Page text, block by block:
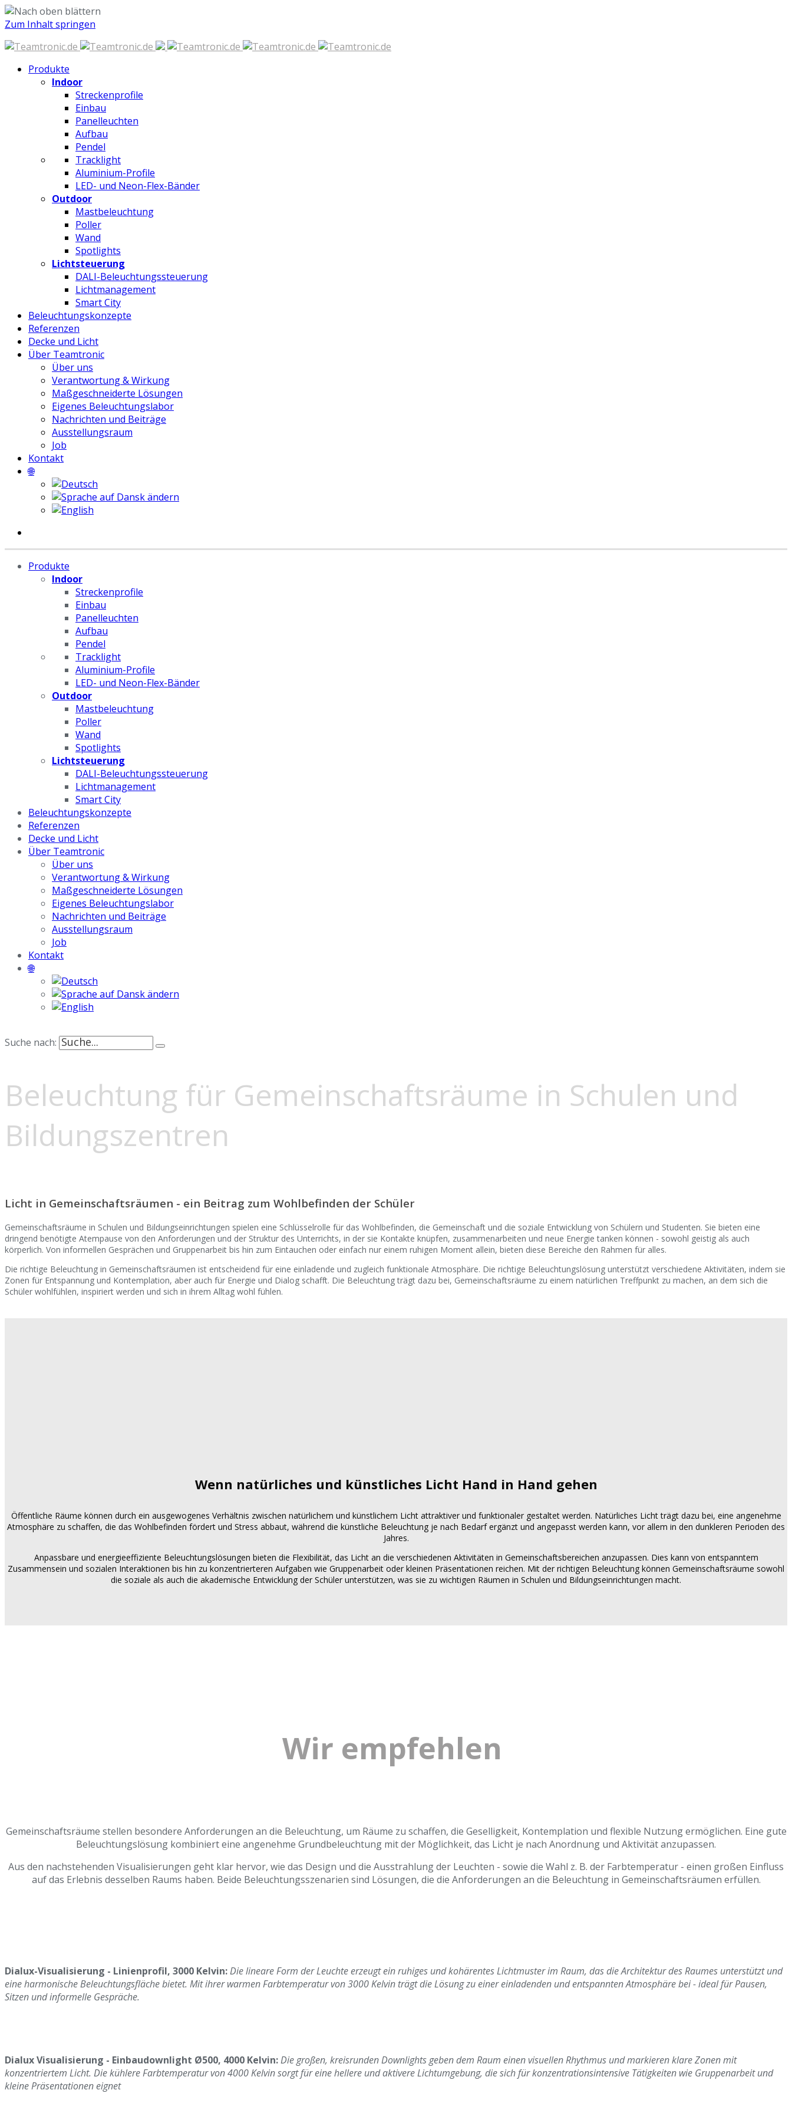
Zum Inhalt springen
Produkte
Indoor
Streckenprofile
Einbau
Panelleuchten
Aufbau
Pendel
Tracklight
Aluminium-Profile
LED- und Neon-Flex-Bänder
Outdoor
Mastbeleuchtung
Poller
Wand
Spotlights
Lichtsteuerung
DALI-Beleuchtungssteuerung
Lichtmanagement
Smart City
Beleuchtungskonzepte
Referenzen
Decke und Licht
Über Teamtronic
Über uns
Verantwortung & Wirkung
Maßgeschneiderte Lösungen
Eigenes Beleuchtungslabor
Nachrichten und Beiträge
Ausstellungsraum
Job
Kontakt
🌐
Produkte
Indoor
Streckenprofile
Einbau
Panelleuchten
Aufbau
Pendel
Tracklight
Aluminium-Profile
LED- und Neon-Flex-Bänder
Outdoor
Mastbeleuchtung
Poller
Wand
Spotlights
Lichtsteuerung
DALI-Beleuchtungssteuerung
Lichtmanagement
Smart City
Beleuchtungskonzepte
Referenzen
Decke und Licht
Über Teamtronic
Über uns
Verantwortung & Wirkung
Maßgeschneiderte Lösungen
Eigenes Beleuchtungslabor
Nachrichten und Beiträge
Ausstellungsraum
Job
Kontakt
🌐
Suche nach:
Beleuchtung für Gemeinschaftsräume in Schulen und
Bildungszentren
Licht in Gemeinschaftsräumen - ein Beitrag zum Wohlbefinden der Schüler
Gemeinschaftsräume in Schulen und Bildungseinrichtungen spielen eine Schlüsselrolle für das Wohlbefinden, die Gemeinschaft und die soziale Entwicklung von Schülern und Studenten. Sie bieten eine
dringend benötigte Atempause von den Anforderungen und der Struktur des Unterrichts, in der sie Kontakte knüpfen, zusammenarbeiten und neue Energie tanken können - sowohl geistig als auch
körperlich. Von informellen Gesprächen und Gruppenarbeit bis hin zum Eintauchen oder einfach nur einem ruhigen Moment allein, bieten diese Bereiche den Rahmen für alles.
Die richtige Beleuchtung in Gemeinschaftsräumen ist entscheidend für eine einladende und zugleich funktionale Atmosphäre. Die richtige Beleuchtungslösung unterstützt verschiedene Aktivitäten, indem sie
Zonen für Entspannung und Kontemplation, aber auch für Energie und Dialog schafft. Die Beleuchtung trägt dazu bei, Gemeinschaftsräume zu einem natürlichen Treffpunkt zu machen, an dem sich die
Schüler wohlfühlen, inspiriert werden und sich in ihrem Alltag wohl fühlen.
Wenn natürliches und künstliches Licht Hand in Hand gehen
Öffentliche Räume können durch ein ausgewogenes Verhältnis zwischen natürlichem und künstlichem Licht attraktiver und funktionaler gestaltet werden. Natürliches Licht trägt dazu bei, eine angenehme
Atmosphäre zu schaffen, die das Wohlbefinden fördert und Stress abbaut, während die künstliche Beleuchtung je nach Bedarf ergänzt und angepasst werden kann, vor allem in den dunkleren Perioden des
Jahres.
Anpassbare und energieeffiziente Beleuchtungslösungen bieten die Flexibilität, das Licht an die verschiedenen Aktivitäten in Gemeinschaftsbereichen anzupassen. Dies kann von entspanntem
Zusammensein und sozialen Interaktionen bis hin zu konzentrierteren Aufgaben wie Gruppenarbeit oder kleinen Präsentationen reichen. Mit der richtigen Beleuchtung können Gemeinschaftsräume sowohl
die soziale als auch die akademische Entwicklung der Schüler unterstützen, was sie zu wichtigen Räumen in Schulen und Bildungseinrichtungen macht.
Wir empfehlen
Gemeinschaftsräume stellen besondere Anforderungen an die Beleuchtung, um Räume zu schaffen, die Geselligkeit, Kontemplation und flexible Nutzung ermöglichen. Eine gute
Beleuchtungslösung kombiniert eine angenehme Grundbeleuchtung mit der Möglichkeit, das Licht je nach Anordnung und Aktivität anzupassen.
Aus den nachstehenden Visualisierungen geht klar hervor, wie das Design und die Ausstrahlung der Leuchten - sowie die Wahl z. B. der Farbtemperatur - einen großen Einfluss
auf das Erlebnis desselben Raums haben. Beide Beleuchtungsszenarien sind Lösungen, die die Anforderungen an die Beleuchtung in Gemeinschaftsräumen erfüllen.
Dialux-Visualisierung - Linienprofil, 3000 Kelvin:Die lineare Form der Leuchte erzeugt ein ruhiges und kohärentes Lichtmuster im Raum, das die Architektur des Raumes unterstützt und
eine harmonische Beleuchtungsfläche bietet. Mit ihrer warmen Farbtemperatur von 3000 Kelvin trägt die Lösung zu einer einladenden und entspannten Atmosphäre bei - ideal für Pausen,
Sitzen und informelle Gespräche.
Dialux Visualisierung - Einbaudownlight Ø500, 4000 Kelvin:Die großen, kreisrunden Downlights geben dem Raum einen visuellen Rhythmus und markieren klare Zonen mit
konzentriertem Licht. Die kühlere Farbtemperatur von 4000 Kelvin sorgt für eine hellere und aktivere Lichtumgebung, die sich für konzentrationsintensive Tätigkeiten wie Gruppenarbeit und
kleine Präsentationen eignet